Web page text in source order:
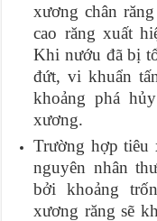
xương chân
cao răng xuất
Khi nướu đã bị
đứt, vi khuẩn
khoảng phá
xương.
Trường hợp tiêu
nguyên nhân
bởi khoảng
xương răng sẽ